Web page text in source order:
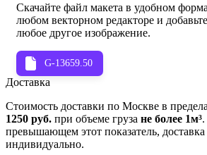
Скачайте файл макета в удобном
любом векторном редакторе и
любое другое изображение.
G-13659.50
Доставка
Стоимость доставки по Москве в
1250 руб. при объеме груза не более 1м³
превышающем этот показатель, доставка
индивидуально.